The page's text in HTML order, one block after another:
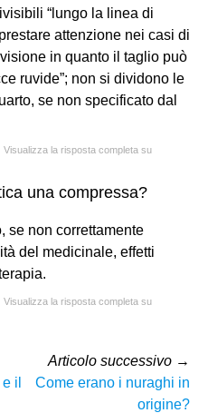
“lungo la linea di
attenzione nei casi di
in quanto il taglio può
ruvide”; non si dividono le
se non specificato dal
Visualizza la risposta completa su
una compressa?
se non correttamente
del medicinale, effetti
Visualizza la risposta completa su
il
Articolo successivo →
Come erano i nuraghi in
origine?